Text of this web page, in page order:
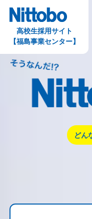
高校生採用サイト
【福島事業センター】
保護者の方・教員の
どん